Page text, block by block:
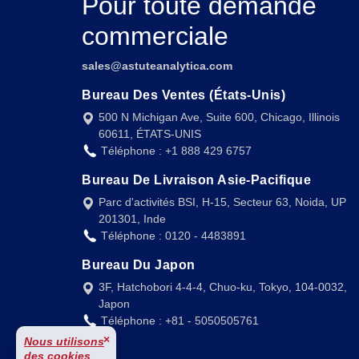
commerciale
sales@astuteanalytica.com
Bureau Des Ventes (États-Unis)
500 N Michigan Ave, Suite 600, Chicago, Illinois
60611, ÉTATS-UNIS
Téléphone : +1 888 429 6757
Bureau De Livraison Asie-Pacifique
Parc d'activités BSI, H-15, Secteur 63, Noida, UP
201301, Inde
Téléphone : 0120 - 4483891
Bureau Du Japon
3F, Hatchobori 4-4-4, Chuo-ku, Tokyo, 104-0032,
Japon
Téléphone : +81 - 5050505761
Nous utilisons
des cookies
×